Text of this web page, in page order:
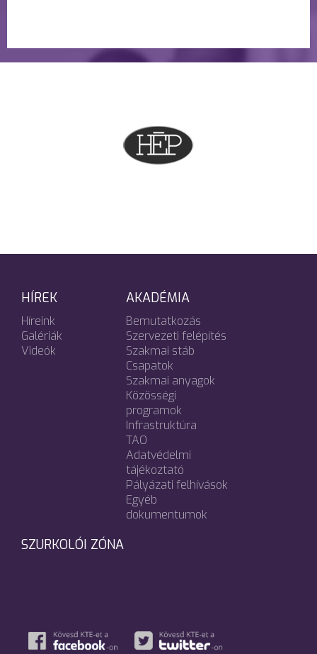
HÍREK
Híreink
Galériák
Videók
AKADÉMIA
Bemutatkozás
Szervezeti felépítés
Szakmai stáb
Csapatok
Szakmai anyagok
Közösségi
programok
Infrastruktúra
TAO
Adatvédelmi
tájékoztató
Pályázati felhívások
Egyéb
dokumentumok
SZURKOLÓI ZÓNA